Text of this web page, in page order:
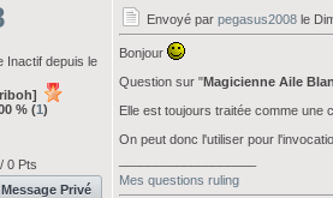
Inactif depuis le
% (1)
0 Pts
Message Privé
Envoyé par pegasus2008 le
Bonjour
Question sur "Magicienne Aile
Elle est toujours traitée comme une
On peut donc l'utiliser pour
Mes questions ruling